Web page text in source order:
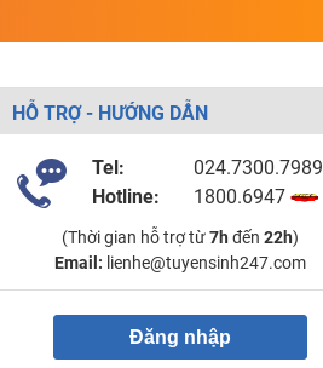
HỖ TRỢ - HƯỚNG DẪN
Tel:
024.7300.7989
Hotline:
1800.6947
(Thời gian hỗ trợ từ7h đến 22h)
Email: lienhe@tuyensinh247.com
Đăng nhập